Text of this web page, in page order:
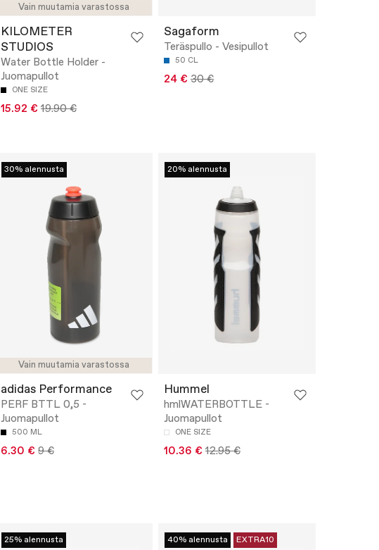
Vain muutamia varastossa
KILOMETER
STUDIOS
Water Bottle Holder -
Juomapullot
ONE SIZE
15.92 € 19.90 €
Sagaform
Teräspullo - Vesipullot
50 CL
24 € 30 €
Vain muutamia varastossa
30% alennusta
adidas Performance
PERF BTTL 0,5 -
Juomapullot
500 ML
6.30 € 9 €
20% alennusta
Hummel
hmlWATERBOTTLE -
Juomapullot
ONE SIZE
10.36 € 12.95 €
25% alennusta 40% alennusta EXTRA10